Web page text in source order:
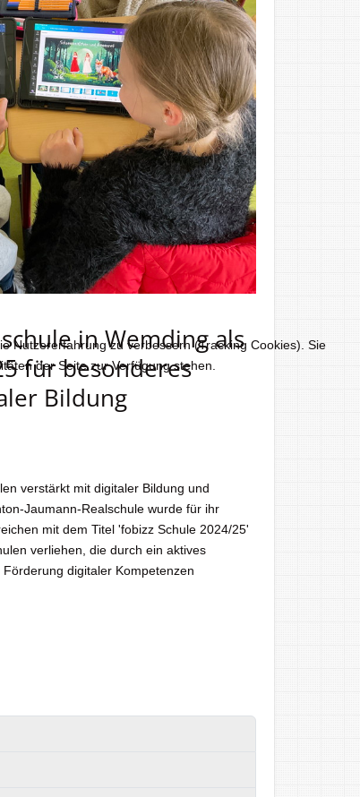
in Wemding als
für besonderes
Bildung
verstärkt mit digitaler Bildung und
Jaumann-Realschule wurde für ihr
mit dem Titel 'fobizz Schule 2024/25'
verliehen, die durch ein aktives
digitaler Kompetenzen
Nutzererfahrung zu verbessern (Tracking Cookies). Sie
der Seite zur Verfügung stehen.